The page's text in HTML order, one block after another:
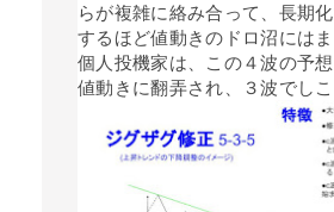
らが複雑に絡み合って、長期
するほど値動きのドロ沼にはま
個人投機家は、この４波の予
値動きに翻弄され、３波でし